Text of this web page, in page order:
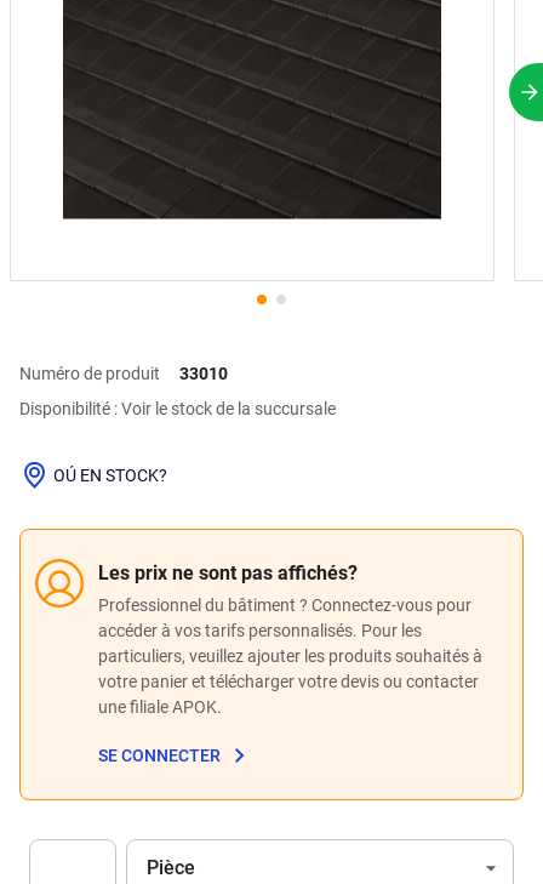
Numéro de produit
33010
Disponibilité : Voir le stock de la succursale
Les prix ne sont pas affichés?
Professionnel du bâtiment ? Connectez-vous pour
accéder à vos tarifs personnalisés. Pour les
particuliers, veuillez ajouter les produits souhaités à
votre panier et télécharger votre devis ou contacter
une filiale APOK.
SE CONNECTER
OÚ EN STOCK?
Unité
Pièce